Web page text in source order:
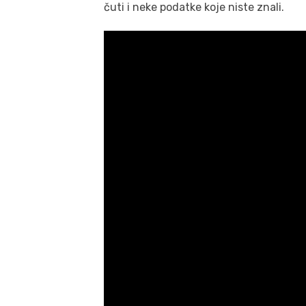
čuti i neke podatke koje niste znali.